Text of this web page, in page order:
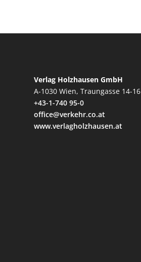
Verlag Holzhausen GmbH
A-1030 Wien, Traungasse 14-16
+43-1-740 95-0
office@verkehr.co.at
www.verlagholzhausen.at